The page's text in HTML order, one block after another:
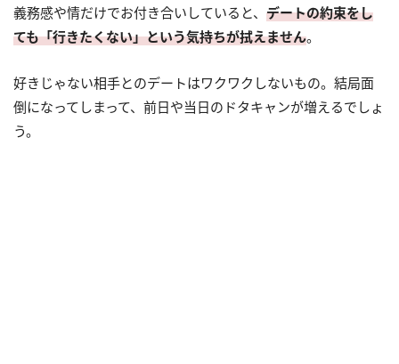
義務感や情だけでお付き合いしていると、 デートの約束をし
ても「行きたくない」という気持ちが拭えません。
好きじゃない相手とのデートはワクワクしないもの。結局面
倒になってしまって、前日や当日のドタキャンが増えるでしょ
う。